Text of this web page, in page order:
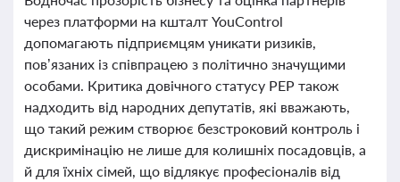
через платформи на кшталт YouControl
допомагають підприємцям уникати ризиків,
пов’язаних із співпрацею з політично значущими
особами. Критика довічного статусу PEP також
надходить від народних депутатів, які вважають,
що такий режим створює безстроковий контроль і
дискримінацію не лише для колишніх посадовців, а
й для їхніх сімей, що відлякує професіоналів від